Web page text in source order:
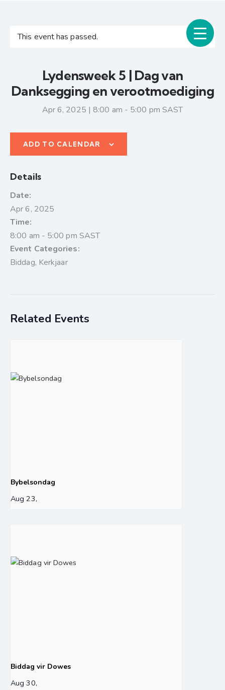
This event has passed.
Lydensweek 5 | Dag van
Danksegging en verootmoediging
Apr 6, 2025 | 8:00 am - 5:00 pm SAST
ADD TO CALENDAR
Details
Date:
Apr 6, 2025
Time:
8:00 am - 5:00 pm SAST
Event Categories:
Biddag, Kerkjaar
Related Events
Bybelsondag
Aug 23,
Biddag vir Dowes
Aug 30,